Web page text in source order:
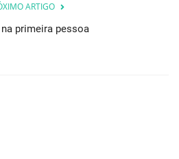
ARTIGO
primeira pessoa